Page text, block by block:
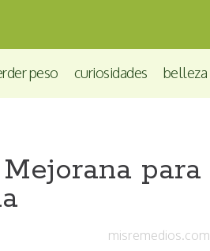
peso curiosidades belleza
para
misremedios.com